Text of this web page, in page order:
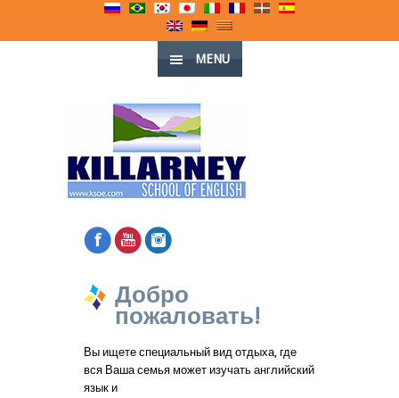
MENU
Добро
пожаловать!
Вы ищете специальный вид отдыха, где
вся Ваша семья может изучать английский
язык и